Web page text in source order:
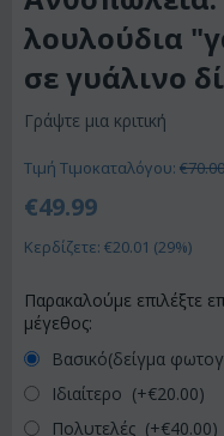
λουλούδια
σε γυάλινο
Γράψτε μια κριτική
Τιμή Τιμοκαταλόγου: €70.00
€49.99
Κερδίζετε: €20.01 (29%)
Παρακαλούμε επιλέξτε
μέγεθος:
Βασικό(δείγμα
Ιδιαίτερο (+€20.00)
Πολυτελές (+€40.00)